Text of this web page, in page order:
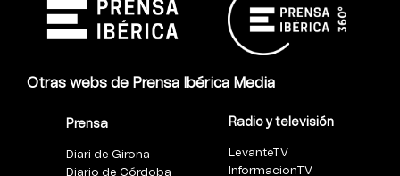
Otras webs de Prensa Ibérica Media
Prensa
Diari de Girona
Diario de Córdoba
Radio y televisión
LevanteTV
InformacionTV